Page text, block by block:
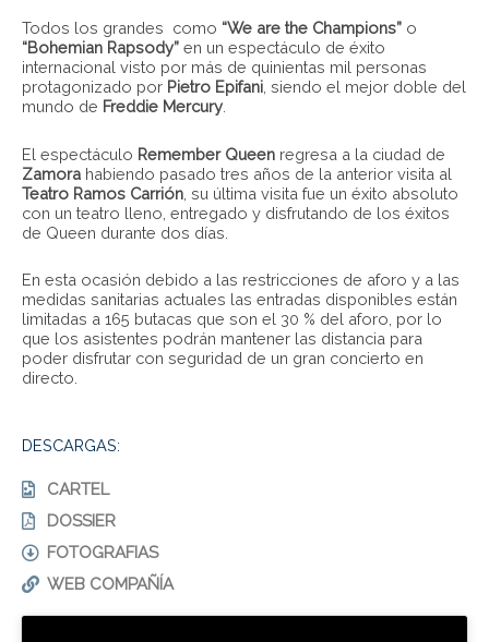
Todos los grandes como “We are the Champions” o
“Bohemian Rapsody” en un espectáculo de éxito
internacional visto por más de quinientas mil personas
protagonizado por Pietro Epifani , siendo el mejor doble del
mundo de Freddie Mercury.
El espectáculo Remember Queen regresa a la ciudad de
Zamora habiendo pasado tres años de la anterior visita al
Teatro Ramos Carrión , su última visita fue un éxito absoluto
con un teatro lleno, entregado y disfrutando de los éxitos
de Queen durante dos días.
En esta ocasión debido a las restricciones de aforo y a las
medidas sanitarias actuales las entradas disponibles están
limitadas a 165 butacas que son el 30 % del aforo, por lo
que los asistentes podrán mantener las distancia para
poder disfrutar con seguridad de un gran concierto en
directo.
DESCARGAS:
CARTEL
DOSSIER
FOTOGRAFIAS
WEB COMPAÑÍA